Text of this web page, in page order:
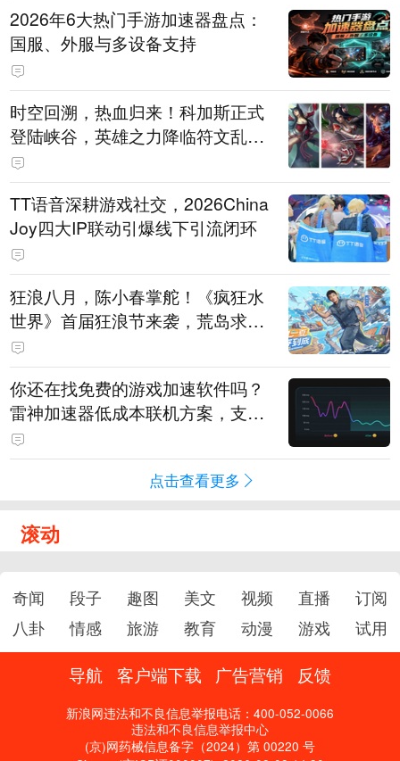
2026年6大热门手游加速器盘点：
国服、外服与多设备支持
时空回溯，热血归来！科加斯正式
登陆峡谷，英雄之力降临符文乱
斗！
TT语音深耕游戏社交，2026China
Joy四大IP联动引爆线下引流闭环
狂浪八月，陈小春掌舵！《疯狂水
世界》首届狂浪节来袭，荒岛求生
直播即将开启
你还在找免费的游戏加速软件吗？
雷神加速器低成本联机方案，支持
免费试用
点击查看更多
滚动
奇闻 段子 趣图 美文 视频 直播
订阅
八卦
情感 旅游 教育 动漫 游戏 试用
导航 客户端下载 广告营销 反馈
新浪网违法和不良信息举报电话：400-052-0066
违法和不良信息举报中心
(京)网药械信息备字（2024）第 00220 号